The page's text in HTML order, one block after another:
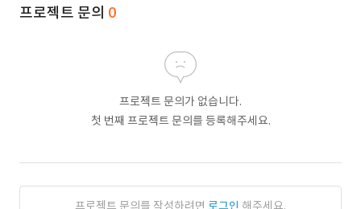
프로젝트 문의 0
프로젝트 문의가 없습니다.
첫 번째 프로젝트 문의를 등록해주세요.
프로젝트 문의를 작성하려면 로그인 해주세요.